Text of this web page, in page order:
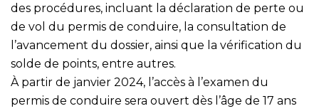
des procédures, incluant la déclaration de perte ou
de vol du permis de conduire, la consultation de
l’avancement du dossier, ainsi que la vérification du
solde de points, entre autres.
À partir de janvier 2024, l’accès à l’examen du
permis de conduire sera ouvert dès l’âge de 17 ans